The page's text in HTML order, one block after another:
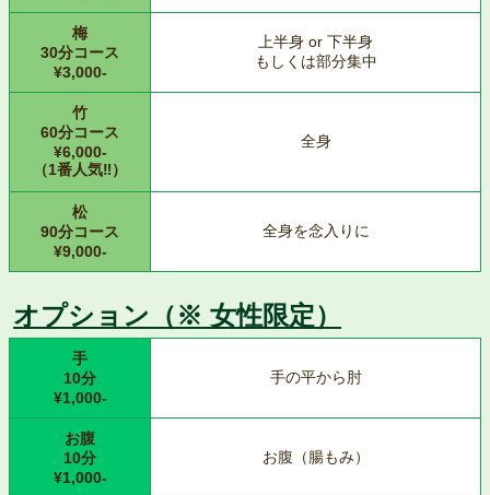
梅
30分コース
¥3,000-
上半身 or 下半身
もしくは部分集中
竹
60分コース
¥6,000-
（1番人気‼︎）
全身
松
90分コース
¥9,000-
全身を念入りに
オプション（※ 女性限定）
手
10分
¥1,000-
手の平から肘
お腹
10分
¥1,000-
お腹（腸もみ）